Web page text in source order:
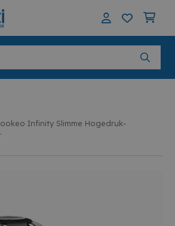
Infinity Slimme Hogedruk-